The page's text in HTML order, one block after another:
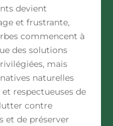
devient
et frustrante,
commencent à
des solutions
mais
naturelles
respectueuses de
contre
et de préserver